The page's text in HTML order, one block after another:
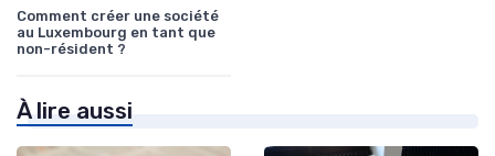
Comment créer une société
au Luxembourg en tant que
non-résident ?
À lire aussi